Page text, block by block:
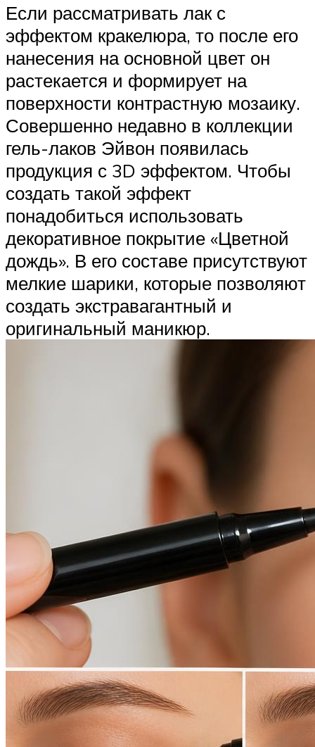
Если рассматривать лак с
эффектом кракелюра, то после его
нанесения на основной цвет он
растекается и формирует на
поверхности контрастную мозаику.
Совершенно недавно в коллекции
гель-лаков Эйвон появилась
продукция с 3D эффектом. Чтобы
создать такой эффект
понадобиться использовать
декоративное покрытие «Цветной
дождь». В его составе присутствуют
мелкие шарики, которые позволяют
создать экстравагантный и
оригинальный маникюр.